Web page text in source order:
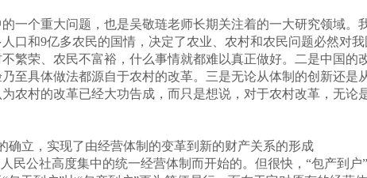
个重大问题，也是吴敬琏老师长期关注着的一大研究领域。
口和9亿多农民的国情，决定了农业、农村和农民问题必然对
繁荣、农民不富裕，什么事情就都难以真正做好。二是中国的
至具体做法都源自于农村的改革。三是无论从体制的创新还是
农村的改革已经大功告成，而只是想说，对于农村改革，无论
立，实现了由经营体制的变革到新的财产关系的形成
公社高度集中的统一经营体制而开始的。但很快，“包产到户